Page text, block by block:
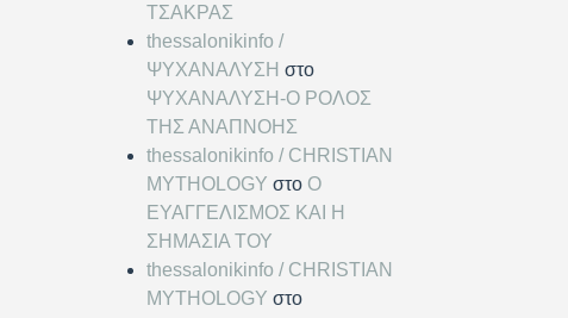
ΤΣΑΚΡΑΣ
thessalonikinfo /
ΨΥΧΑΝΑΛΥΣΗ στο
ΨΥΧΑΝΑΛΥΣΗ-Ο ΡΟΛΟΣ
ΤΗΣ ΑΝΑΠΝΟΗΣ
thessalonikinfo / CHRISTIAN
MYTHOLOGY στο Ο
ΕΥΑΓΓΕΛΙΣΜΟΣ ΚΑΙ Η
ΣΗΜΑΣΙΑ ΤΟΥ
thessalonikinfo / CHRISTIAN
MYTHOLOGY στο